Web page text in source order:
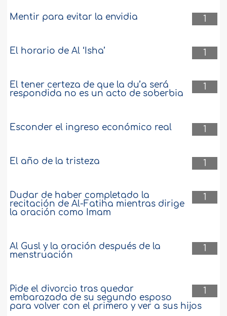
1
Mentir para evitar la envidia
1
El horario de Al ‘Isha’
1
El tener certeza de que la du’a será
respondida no es un acto de soberbia
1
Esconder el ingreso económico real
1
El año de la tristeza
1
Dudar de haber completado la
recitación de Al-Fatiha mientras dirige
la oración como Imam
1
Al Gusl y la oración después de la
menstruación
1
Pide el divorcio tras quedar
embarazada de su segundo esposo
para volver con el primero y ver a sus hijos